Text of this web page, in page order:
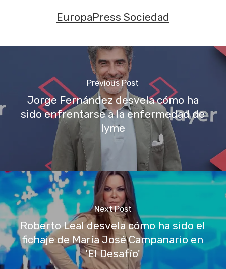
EuropaPress Sociedad
Previous Post
Jorge Fernández desvela cómo ha
sido enfrentarse a la enfermedad de
lyme
Next Post
Roberto Leal desvela cómo ha sido el
fichaje de María José Campanario en
'El Desafío'